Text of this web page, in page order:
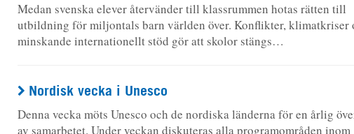
Medan svenska elever återvänder till klassrummen hotas rätten till
utbildning för miljontals barn världen över. Konflikter, klimatkriser
minskande internationellt stöd gör att skolor stängs…
Nordisk vecka i Unesco
Denna vecka möts Unesco och de nordiska länderna för en årlig
av samarbetet. Under veckan diskuteras alla programområden inom